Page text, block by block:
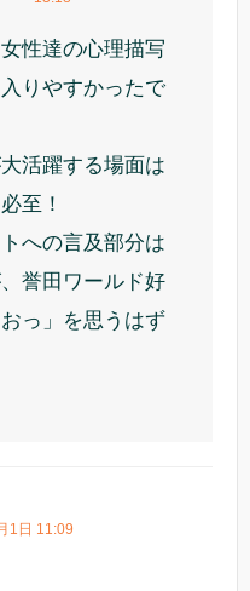
性達の心理描写
りやすかったで
活躍する場面は
至！
への言及部分は
誉田ワールド好
っ」を思うはず
1日 11:09